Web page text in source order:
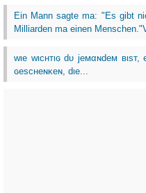
Ein Mann sagte ma: "Es gibt
Milliarden ma einen
wιe wιcнтιɢ dυ jeмαɴdeм
ɢeѕcнeɴĸeɴ, dιe...